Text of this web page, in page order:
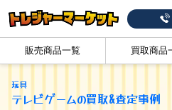
販売商品一覧 買取商品
玩具
テレビゲームの買取&査定事例